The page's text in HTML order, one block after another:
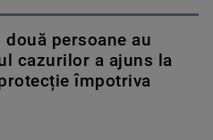
persoane au
cazurilor a ajuns la
împotriva